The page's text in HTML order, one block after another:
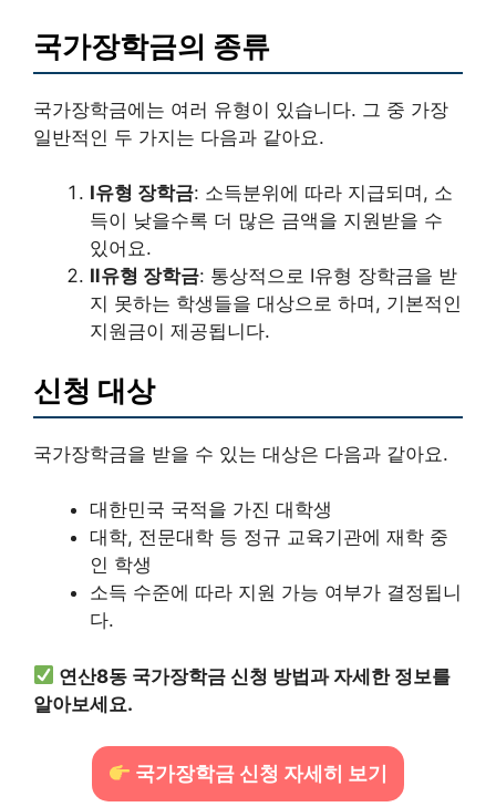
국가장학금의 종류
국가장학금에는 여러 유형이 있습니다. 그 중 가장
일반적인 두 가지는 다음과 같아요.
Ⅰ유형 장학금: 소득분위에 따라 지급되며, 소
득이 낮을수록 더 많은 금액을 지원받을 수
있어요.
Ⅱ유형 장학금: 통상적으로 Ⅰ유형 장학금을 받
지 못하는 학생들을 대상으로 하며, 기본적인
지원금이 제공됩니다.
신청 대상
국가장학금을 받을 수 있는 대상은 다음과 같아요.
대한민국 국적을 가진 대학생
대학, 전문대학 등 정규 교육기관에 재학 중
인 학생
소득 수준에 따라 지원 가능 여부가 결정됩니
다.
연산8동 국가장학금 신청 방법과 자세한 정보를
알아보세요.
국가장학금 신청 자세히 보기